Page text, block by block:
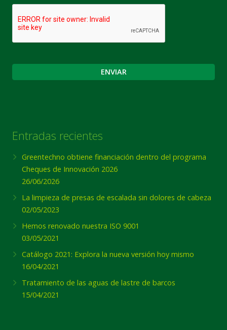
CAPTCHA
Entradas recientes
Greentechno obtiene financiación dentro del programa
Cheques de Innovación 2026
26/06/2026
La limpieza de presas de escalada sin dolores de cabeza
02/05/2023
Hemos renovado nuestra ISO 9001
03/05/2021
Catálogo 2021: Explora la nueva versión hoy mismo
16/04/2021
Tratamiento de las aguas de lastre de barcos
15/04/2021